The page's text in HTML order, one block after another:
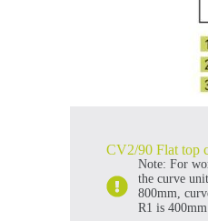
CV2/90 Flat top
Note: For
the curve
800mm,
R1 is 400mm.